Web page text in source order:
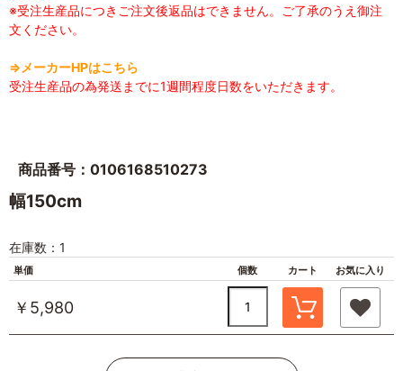
※受注生産品につきご注文後返品はできません。ご了承のうえ御注
文ください。
⇒メーカーHPはこちら
受注生産品の為発送までに1週間程度日数をいただきます。
商品番号：0106168510273
幅150cm
在庫数：1
単価 個数 カート お気に入り
￥5,980